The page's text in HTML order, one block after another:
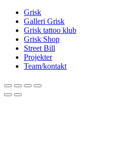
Grisk
Galleri Grisk
Grisk tattoo klub
Grisk Shop
Street Bill
Projekter
Team/kontakt